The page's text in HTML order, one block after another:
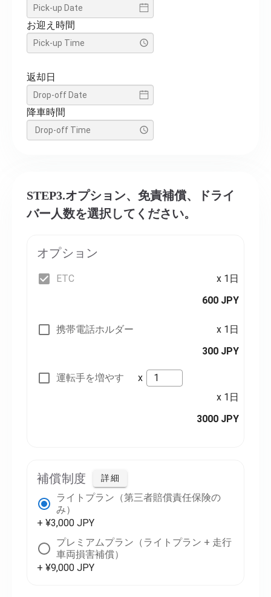
お迎え時間
返却日
降車時間
STEP3.オプション、免責補償、ドライ
バー人数を選択してください。
オプション
ETC
x 1日
600 JPY
携帯電話ホルダー
x 1日
300 JPY
運転手を増やす
x
x 1日
3000 JPY
補償制度 詳細
ライトプラン（第三者賠償責任保険の
み）
+ ¥3,000 JPY
プレミアムプラン（ライトプラン + 走行
車両損害補償）
+ ¥9,000 JPY